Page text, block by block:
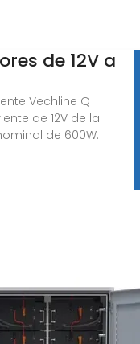
de 12V a
Vechline Q
de 12V de la
de 600W.